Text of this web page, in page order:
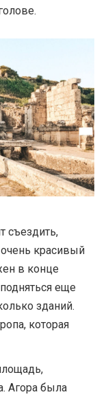
съездить,
очень красивый
в конце
еще
зданий.
которая
Агора была